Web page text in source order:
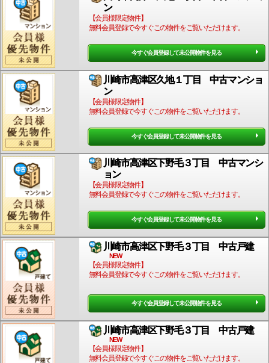
ン
【会員様限定物件】
無料会員登録で今すぐこの物件をご覧いただけます。
今すぐ会員登録して未公開物件を見る
川崎市高津区久地１丁目 中古マンショ
ン
【会員様限定物件】
無料会員登録で今すぐこの物件をご覧いただけます。
今すぐ会員登録して未公開物件を見る
川崎市高津区下野毛３丁目 中古マンシ
ョン
【会員様限定物件】
無料会員登録で今すぐこの物件をご覧いただけます。
今すぐ会員登録して未公開物件を見る
川崎市高津区下野毛３丁目 中古戸建
NEW
【会員様限定物件】
無料会員登録で今すぐこの物件をご覧いただけます。
今すぐ会員登録して未公開物件を見る
川崎市高津区下野毛３丁目 中古戸建
NEW
【会員様限定物件】
無料会員登録で今すぐこの物件をご覧いただけます。